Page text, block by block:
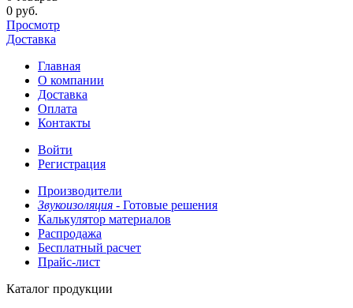
0 руб.
Просмотр
Доставка
Главная
О компании
Доставка
Оплата
Контакты
Войти
Регистрация
Производители
Звукоизоляция - Готовые решения
Калькулятор материалов
Распродажа
Бесплатный расчет
Прайс-лист
Каталог продукции